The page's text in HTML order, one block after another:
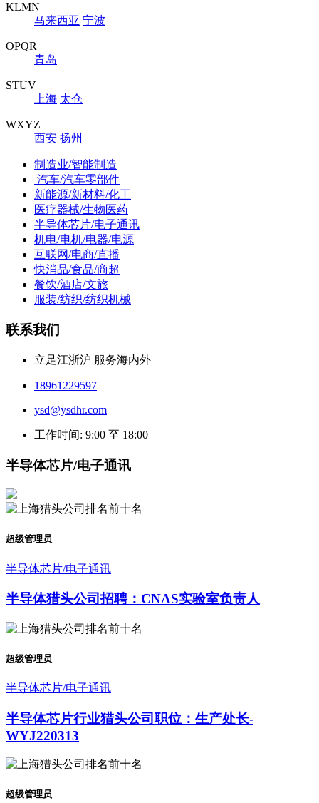
KLMN
马来西亚 宁波
OPQR
青岛
STUV
上海 太仓
WXYZ
西安 扬州
制造业/智能制造
汽车/汽车零部件
新能源/新材料/化工
医疗器械/生物医药
半导体芯片/电子通讯
机电/电机/电器/电源
互联网/电商/直播
快消品/食品/商超
餐饮/酒店/文旅
服装/纺织/纺织机械
联系我们
立足江浙沪 服务海内外
18961229597
ysd@ysdhr.com
工作时间: 9:00 至 18:00
半导体芯片/电子通讯
超级管理员
半导体芯片/电子通讯
半导体猎头公司招聘：CNAS实验室负责人
超级管理员
半导体芯片/电子通讯
半导体芯片行业猎头公司职位：生产处长-
WYJ220313
超级管理员